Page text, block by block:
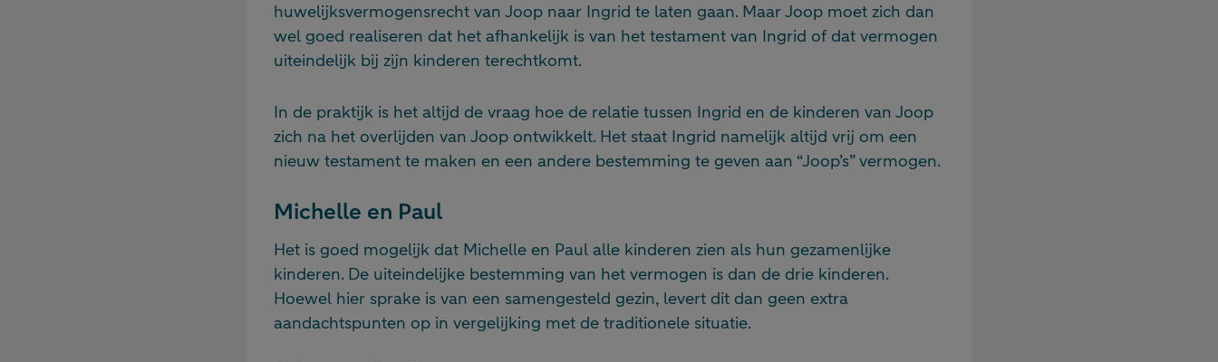
huwelijksvermogensrecht van Joop naar Ingrid te laten gaan. Maar Joop moet zich dan
wel goed realiseren dat het afhankelijk is van het testament van Ingrid of dat vermogen
uiteindelijk bij zijn kinderen terechtkomt.
In de praktijk is het altijd de vraag hoe de relatie tussen Ingrid en de kinderen van Joop
zich na het overlijden van Joop ontwikkelt. Het staat Ingrid namelijk altijd vrij om een
nieuw testament te maken en een andere bestemming te geven aan “Joop’s” vermogen.
Michelle en Paul
Het is goed mogelijk dat Michelle en Paul alle kinderen zien als hun gezamenlijke
kinderen. De uiteindelijke bestemming van het vermogen is dan de drie kinderen.
Hoewel hier sprake is van een samengesteld gezin, levert dit dan geen extra
aandachtspunten op in vergelijking met de traditionele situatie.